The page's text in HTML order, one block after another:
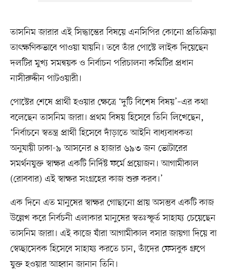
তাসনিম জারার এই সিদ্ধান্তের বিষয়ে এনসিপির কোনো প্রতিক্রিয়া
তাৎক্ষণিকভাবে পাওয়া যায়নি। তবে তাঁর পোস্টে লাইক দিয়েছেন
দলটির মুখ্য সমন্বয়ক ও নির্বাচন পরিচালনা কমিটির প্রধান
নাসীরুদ্দীন পাটওয়ারী।
পোস্টের শেষে প্রার্থী হওয়ার ক্ষেত্রে ‘দুটি বিশেষ বিষয়’–এর কথা
বলেছেন তাসনিম জারা। প্রথম বিষয় হিসেবে তিনি লিখেছেন,
‘নির্বাচনে স্বতন্ত্র প্রার্থী হিসেবে দাঁড়াতে আইনি বাধ্যবাধকতা
অনুযায়ী ঢাকা-৯ আসনের ৪ হাজার ৬৯৩ জন ভোটারের
সমর্থনযুক্ত স্বাক্ষর একটি নির্দিষ্ট ফর্মে প্রয়োজন। আগামীকাল
(রোববার) এই স্বাক্ষর সংগ্রহের কাজ শুরু করব।’
এক দিনে এত মানুষের স্বাক্ষর গোছানো প্রায় অসম্ভব একটি কাজ
উল্লেখ করে নির্বচনী এলাকার মানুষের স্বতঃস্ফূর্ত সাহায্য চেয়েছেন
তাসনিম জারা। এই কাজে যাঁরা আগামীকাল বসার জায়গা দিয়ে বা
স্বেচ্ছাসেবক হিসেবে সাহায্য করতে চান, তাঁদের ফেসবুক গ্রুপে
যুক্ত হওয়ার আহ্বান জানান তিনি।